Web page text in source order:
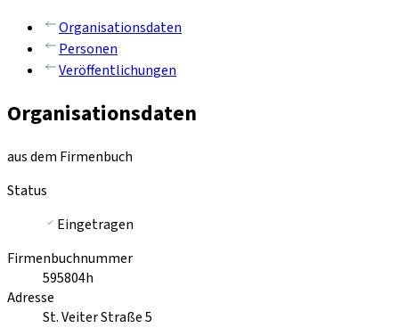
Organisationsdaten
Personen
Veröffentlichungen
Organisationsdaten
aus dem Firmenbuch
Status
Eingetragen
Firmenbuchnummer
595804h
Adresse
St. Veiter Straße 5